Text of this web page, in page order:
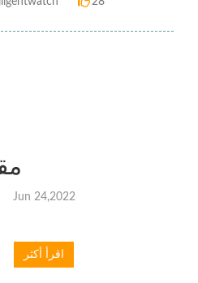
Jun 24,2022
اقرأ أكثر